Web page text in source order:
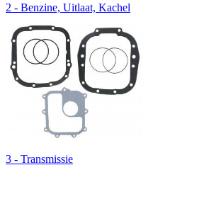
2 - Benzine, Uitlaat, Kachel
3 - Transmissie